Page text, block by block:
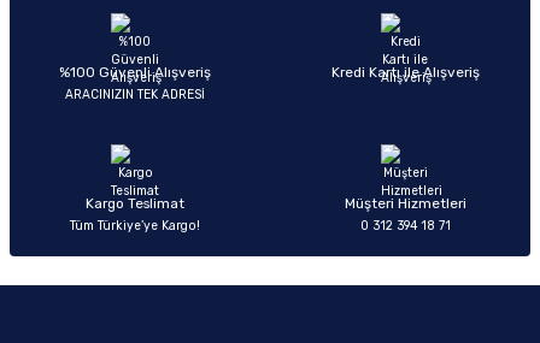
%100 Güvenli Alışveriş
ARACINIZIN TEK ADRESİ
Kredi Kartı ile Alışveriş
Kargo Teslimat
Tüm Türkiye’ye Kargo!
Müşteri Hizmetleri
0 312 394 18 71